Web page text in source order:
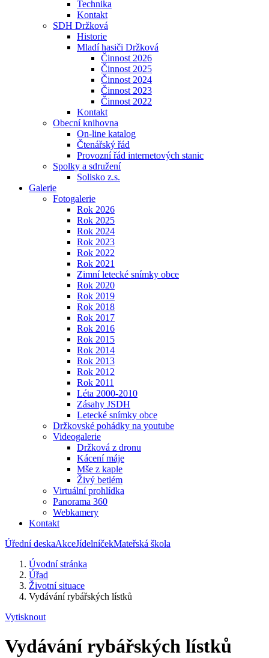
Technika
Kontakt
SDH Držková
Historie
Mladí hasiči Držková
Činnost 2026
Činnost 2025
Činnost 2024
Činnost 2023
Činnost 2022
Kontakt
Obecní knihovna
On-line katalog
Čtenářský řád
Provozní řád internetových stanic
Spolky a sdružení
Solisko z.s.
Galerie
Fotogalerie
Rok 2026
Rok 2025
Rok 2024
Rok 2023
Rok 2022
Rok 2021
Zimní letecké snímky obce
Rok 2020
Rok 2019
Rok 2018
Rok 2017
Rok 2016
Rok 2015
Rok 2014
Rok 2013
Rok 2012
Rok 2011
Léta 2000-2010
Zásahy JSDH
Letecké snímky obce
Držkovské pohádky na youtube
Videogalerie
Držková z dronu
Kácení máje
Mše z kaple
Živý betlém
Virtuální prohlídka
Panorama 360
Webkamery
Kontakt
Úřední deskaAkceJídelníčekMateřská škola
Úvodní stránka
Úřad
Životní situace
Vydávání rybářských lístků
Vytisknout
Vydávání rybářských lístků